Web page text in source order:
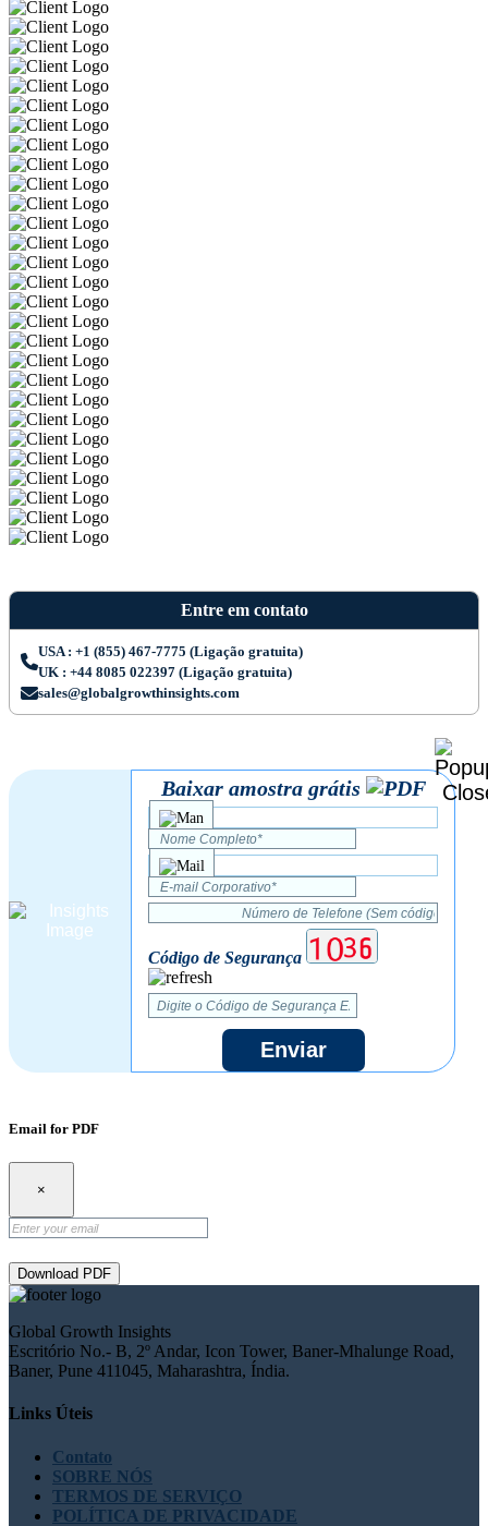
Entre em contato
USA : +1 (855) 467-7775 (Ligação gratuita)
UK : +44 8085 022397 (Ligação gratuita)
sales@globalgrowthinsights.com
Baixar amostra grátis
Código de Segurança
Enviar
Email for PDF
×
Download PDF
Global Growth Insights
Escritório No.- B, 2º Andar, Icon Tower, Baner-Mhalunge Road,
Baner, Pune 411045, Maharashtra, Índia.
Links Úteis
Contato
SOBRE NÓS
TERMOS DE SERVIÇO
POLÍTICA DE PRIVACIDADE